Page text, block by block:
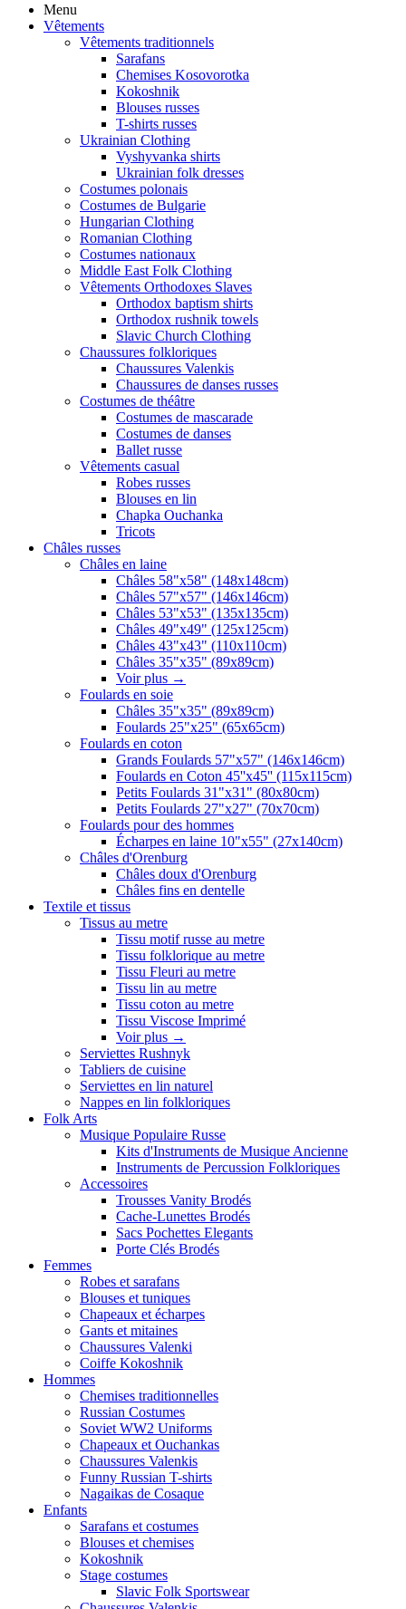
Menu
Vêtements
Vêtements traditionnels
Sarafans
Chemises Kosovorotka
Kokoshnik
Blouses russes
T-shirts russes
Ukrainian Clothing
Vyshyvanka shirts
Ukrainian folk dresses
Costumes polonais
Costumes de Bulgarie
Hungarian Clothing
Romanian Clothing
Costumes nationaux
Middle East Folk Clothing
Vêtements Orthodoxes Slaves
Orthodox baptism shirts
Orthodox rushnik towels
Slavic Church Clothing
Chaussures folkloriques
Chaussures Valenkis
Chaussures de danses russes
Costumes de théâtre
Costumes de mascarade
Costumes de danses
Ballet russe
Vêtements casual
Robes russes
Blouses en lin
Chapka Ouchanka
Tricots
Châles russes
Châles en laine
Châles 58"x58" (148x148cm)
Châles 57"x57" (146x146cm)
Châles 53"x53" (135x135cm)
Châles 49"x49" (125x125cm)
Châles 43"x43" (110x110cm)
Châles 35"x35" (89x89cm)
Voir plus →
Foulards en soie
Châles 35"x35" (89x89cm)
Foulards 25"x25" (65x65cm)
Foulards en coton
Grands Foulards 57"x57" (146x146cm)
Foulards en Coton 45''x45'' (115x115cm)
Petits Foulards 31"x31" (80x80cm)
Petits Foulards 27"x27" (70x70cm)
Foulards pour des hommes
Écharpes en laine 10"x55" (27x140cm)
Châles d'Orenburg
Châles doux d'Orenburg
Châles fins en dentelle
Textile et tissus
Tissus au metre
Tissu motif russe au metre
Tissu folklorique au metre
Tissu Fleuri au metre
Tissu lin au metre
Tissu coton au metre
Tissu Viscose Imprimé
Voir plus →
Serviettes Rushnyk
Tabliers de cuisine
Serviettes en lin naturel
Nappes en lin folkloriques
Folk Arts
Musique Populaire Russe
Kits d'Instruments de Musique Ancienne
Instruments de Percussion Folkloriques
Accessoires
Trousses Vanity Brodés
Cache-Lunettes Brodés
Sacs Pochettes Elegants
Porte Clés Brodés
Femmes
Robes et sarafans
Blouses et tuniques
Chapeaux et écharpes
Gants et mitaines
Chaussures Valenki
Coiffe Kokoshnik
Hommes
Chemises traditionnelles
Russian Costumes
Soviet WW2 Uniforms
Chapeaux et Ouchankas
Chaussures Valenkis
Funny Russian T-shirts
Nagaikas de Cosaque
Enfants
Sarafans et costumes
Blouses et chemises
Kokoshnik
Stage costumes
Slavic Folk Sportswear